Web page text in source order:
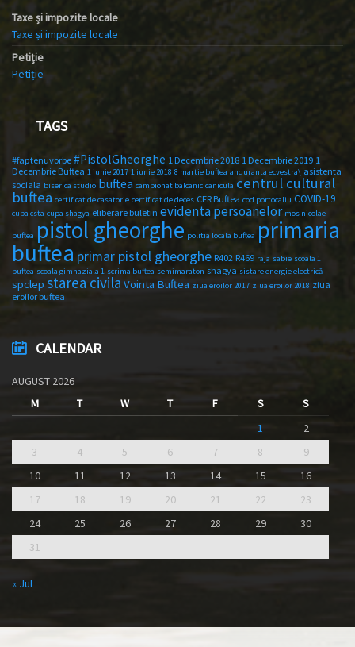
Taxe și impozite locale
Taxe și impozite locale
Petiție
Petiție
TAGS
#faptenuvorbe #PistolGheorghe 1 Decembrie 2018 1 Decembrie 2019 1
Decembrie Buftea 1 iunie 2017 1 iunie 2018 8 martie buftea anduranta ecvestra\ asistenta
sociala biserica studio buftea campionat balcanic canicula centrul cultural
buftea certificat de casatorie certificat de deces CFR Buftea cod portocaliu COVID-19
cupa csta cupa shagya eliberare buletin evidenta persoanelor mos nicolae
buftea pistol gheorghe politia locala buftea primaria
buftea primar pistol gheorghe R402 R469 raja sabie scoala 1
buftea scoala gimnaziala 1 scrima buftea semimaraton shagya sistare energie electrică
spclep starea civila Vointa Buftea ziua eroilor 2017 ziua eroilor 2018 ziua
eroilor buftea
CALENDAR
AUGUST 2026
M
T W T F S
S
1
2
3
4 5 6 7 8
9
10
11 12 13 14 15
16
17
18 19 20 21 22
23
24
25 26 27 28 29
30
31
« Jul